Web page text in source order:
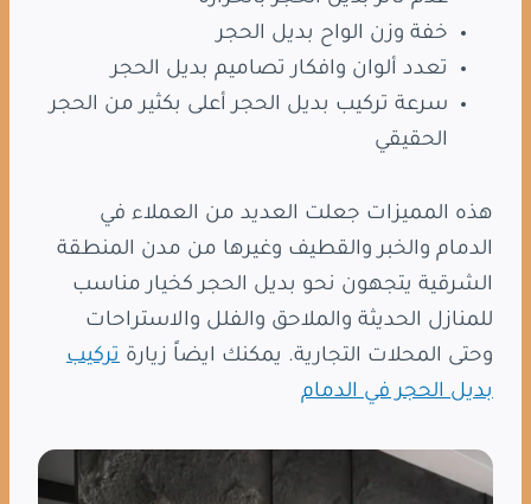
خفة وزن الواح بديل الحجر
تعدد ألوان وافكار تصاميم بديل الحجر
سرعة تركيب بديل الحجر أعلى بكثير من الحجر
الحقيقي
هذه المميزات جعلت العديد من العملاء في
الدمام والخبر والقطيف وغيرها من مدن المنطقة
الشرقية يتجهون نحو بديل الحجر كخيار مناسب
للمنازل الحديثة والملاحق والفلل والاستراحات
وحتى المحلات التجارية. يمكنك ايضاً زيارة تركيب
بديل الحجر في الدمام